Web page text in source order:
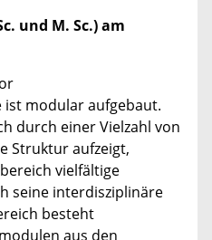
und M. Sc.) am
modular aufgebaut.
durch einer Vielzahl von
Struktur aufzeigt,
vielfältige
seine interdisziplinäre
besteht
aus den